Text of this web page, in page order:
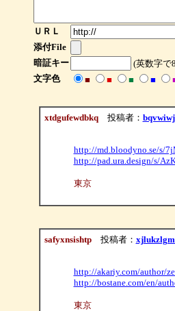
ＵＲＬ
添付File
暗証キー
(英数字で
文字色
■ ■ ■ ■
xtdgufewdbkq投稿者：
http://md.bloodyno.se/s/
http://pad.ura.design/s/
東京
safyxnsishtp投稿者：
http://akariy.com/author/
http://bostane.com/en/
東京